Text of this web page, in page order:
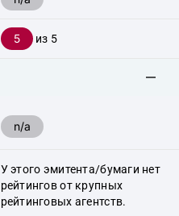
5 из 5
n/a
У этого эмитента/бумаги нет
рейтингов от крупных
рейтинговых агентств.